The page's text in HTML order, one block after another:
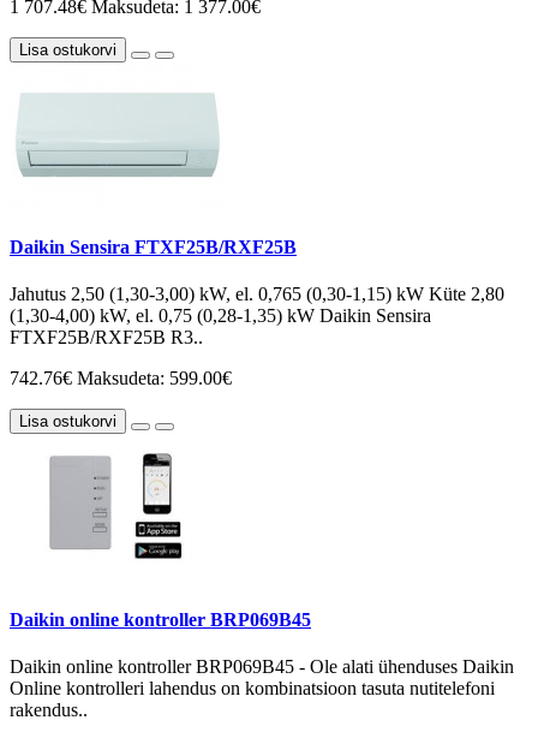
1 707.48€ Maksudeta: 1 377.00€
Lisa ostukorvi
Daikin Sensira FTXF25B/RXF25B
Jahutus 2,50 (1,30-3,00) kW, el. 0,765 (0,30-1,15) kW Küte 2,80
(1,30-4,00) kW, el. 0,75 (0,28-1,35) kW Daikin Sensira
FTXF25B/RXF25B R3..
742.76€ Maksudeta: 599.00€
Lisa ostukorvi
Daikin online kontroller BRP069B45
Daikin online kontroller BRP069B45 - Ole alati ühenduses Daikin
Online kontrolleri lahendus on kombinatsioon tasuta nutitelefoni
rakendus..